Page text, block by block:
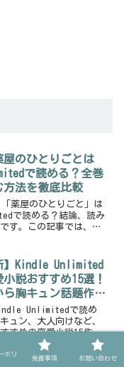
屋のひとりごとは
で読める？全巻
方法を徹底比較
「薬屋のひとりごと」は
で読める？結論、読み
す。この記事では、
、全巻を最もお得に読む
サービス比較、無料キャ
底解説します。あなた
が必ず見つかります。
】Kindle Unlimited
説おすすめ15選！
ら胸キュン話題作ま
Unlimitedで読め
ュン、大人向けなど、
すめの恋愛小説15作品
。話題の映像化作品か
、あなたの心に響く一
ポリ
免責事項 お問い合わせ